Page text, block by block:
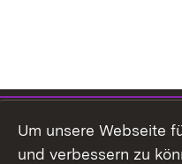
Inhaltsübersicht
Datenschutz
Um unsere Webseite
und verbessern zu